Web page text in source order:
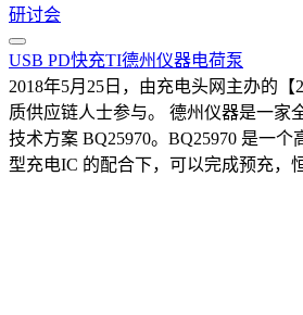
研讨会
USB PD快充TI德州仪器电荷泵
2018年5月25日，由充电头网主办的
质供应链人士参与。 德州仪器是一家
技术方案 BQ25970。BQ25970 是一
型充电IC 的配合下，可以完成预充，